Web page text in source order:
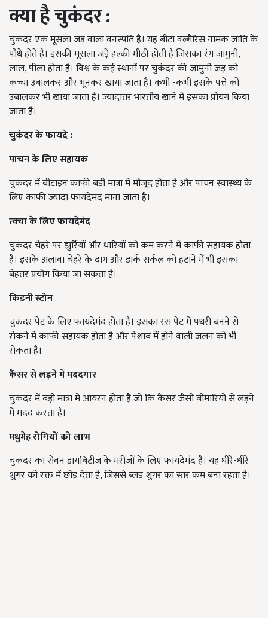
क्या है चुकंदर :
चुकंदर एक मूसला जड़ वाला वनस्पति है। यह बीटा वल्गैरिस नामक जाति के
पौधे होते है। इसकी मूसला जड़े हल्की मीठी होती है जिसका रंग जामुनी,
लाल, पीला होता है। विश्व के कई स्थानों पर चुकंदर की जामुनी जड़ को
कच्चा उबालकर और भूनकर खाया जाता है। कभी -कभी इसके पत्ते को
उबालकर भी खाया जाता है। ज्यादातर भारतीय खाने में इसका प्रोयग किया
जाता है।
चुकंदर के फायदे :
पाचन के लिए सहायक
चुकंदर में बीटाइन काफी बड़ी मात्रा में मौजूद होता है और पाचन स्वास्थ्य के
लिए काफी ज्यादा फायदेमंद माना जाता है।
त्वचा के लिए फायदेमंद
चुकंदर चेहरे पर झुर्रियों और धारियों को कम करने में काफी सहायक होता
है। इसके अलावा चेहरे के दाग और डार्क सर्कल को हटाने में भी इसका
बेहतर प्रयोग किया जा सकता है।
किडनी स्टोन
चुकंदर पेट के लिए फायदेमंद होता है। इसका रस पेट में पथरी बनने से
रोकने में काफी सहायक होता है और पेशाब में होने वाली जलन को भी
रोकता है।
कैंसर से लड़ने में मददगार
चुंकदर में बड़ी मात्रा में आयरन होता है जो कि कैंसर जैसी बीमारियों से लड़ने
में मदद करता है।
मधुमेह रोगियों को लाभ
चुंकदर का सेवन डायबिटीज के मरीजों के लिए फायदेमंद है। यह धीरे-धीरे
शुगर को रक्त में छोड़ देता है, जिससे ब्लड शुगर का स्तर कम बना रहता है।